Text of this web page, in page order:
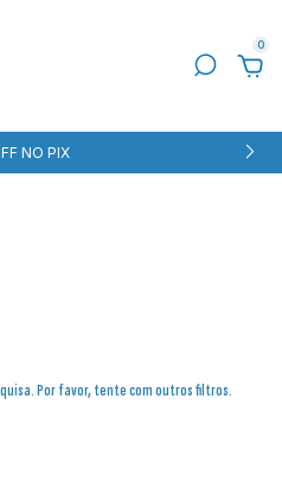
0
NO PIX
Por favor, tente com outros filtros.